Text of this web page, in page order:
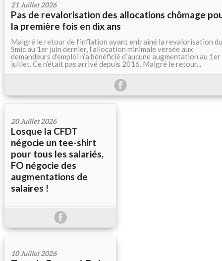
21 Juillet 2026
Pas de revalorisation des allocations chômage
la première fois en dix ans
Malgré le retour de l’inflation ayant entraîné la revalorisation du
Smic au 1er juin dernier, l’allocation minimale versée aux
demandeurs d’emploi n’a bénéficié d’aucune augmentation au 1er
juillet. Ce n’était pas arrivé depuis 2016. Malgré le retour...
20 Juillet 2026
Losque la CFDT
négocie un tee-shirt
pour tous les salariés,
FO négocie des
augmentations de
salaires !
10 Juillet 2026